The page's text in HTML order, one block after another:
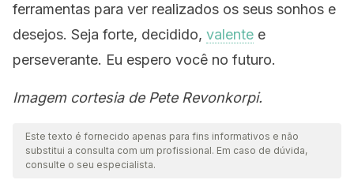
ferramentas para ver realizados os seus sonhos e
desejos. Seja forte, decidido, valente e
perseverante. Eu espero você no futuro.
Imagem cortesia de Pete Revonkorpi.
Este texto é fornecido apenas para fins informativos e não
substitui a consulta com um profissional. Em caso de dúvida,
consulte o seu especialista.